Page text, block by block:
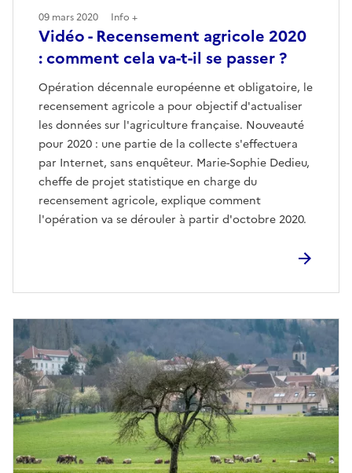
Vidéo - Recensement agricole 2020
: comment cela va-t-il se passer ?
Opération décennale européenne et obligatoire, le
recensement agricole a pour objectif d'actualiser
les données sur l'agriculture française. Nouveauté
pour 2020 : une partie de la collecte s'effectuera
par Internet, sans enquêteur. Marie-Sophie Dedieu,
cheffe de projet statistique en charge du
recensement agricole, explique comment
l'opération va se dérouler à partir d'octobre 2020.
09 mars 2020 Info +